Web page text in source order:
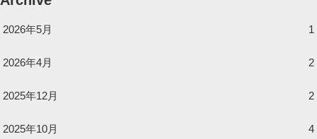
2026年5月 1
2026年4月 2
2025年12月 2
2025年10月 4